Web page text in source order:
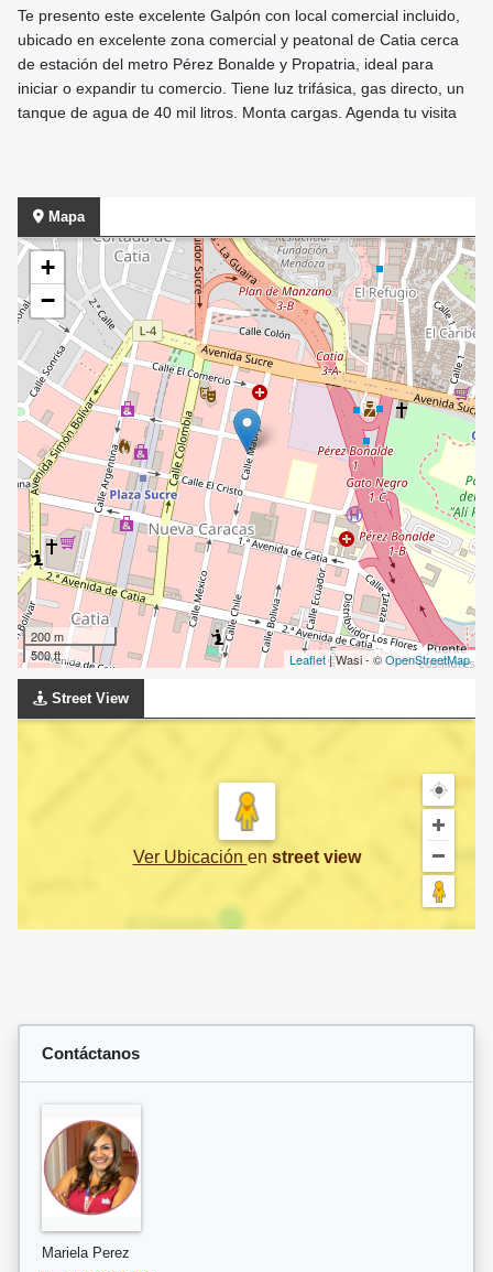
Te presento este excelente Galpón con local comercial incluido,
ubicado en excelente zona comercial y peatonal de Catia cerca
de estación del metro Pérez Bonalde y Propatria, ideal para
iniciar o expandir tu comercio. Tiene luz trifásica, gas directo, un
tanque de agua de 40 mil litros. Monta cargas. Agenda tu visita
Mapa
+
−
200 m
500 ft
Leaflet| Wasi - ©OpenStreetMap
Street View
Ver Ubicación en street view
Contáctanos
Mariela Perez